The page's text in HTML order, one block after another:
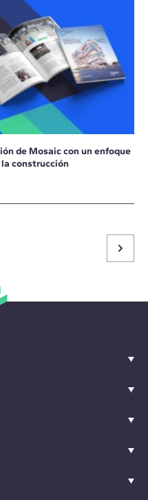
de Mosaic con un enfoque
construcción